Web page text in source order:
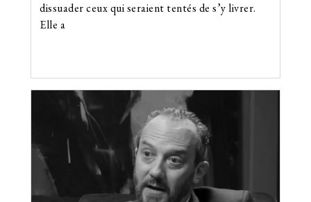
dissuader ceux qui seraient tentés de s’y livrer.
Elle a